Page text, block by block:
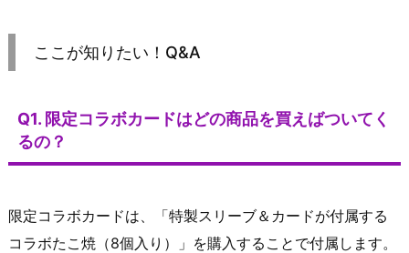
ここが知りたい！Q&A
Q1. 限定コラボカードはどの商品を買えばついてく
るの？
限定コラボカードは、「特製スリーブ＆カードが付属する
コラボたこ焼（8個入り）」を購入することで付属します。